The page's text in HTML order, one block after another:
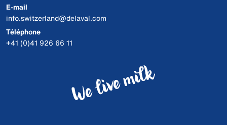
E-mail
info.switzerland@delaval.com
Téléphone
+41 (0)41 926 66 11